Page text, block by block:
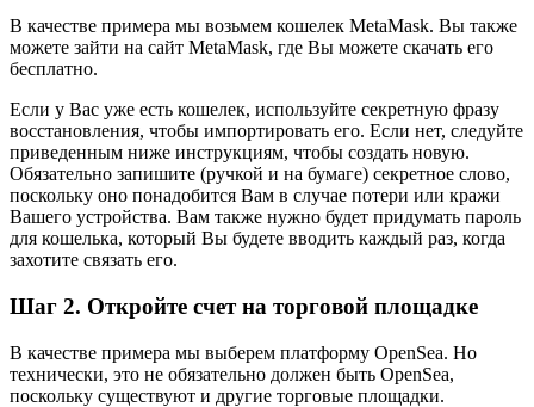
В качестве примера мы возьмем кошелек MetaMask. Вы также
можете зайти на сайт MetaMask, где Вы можете скачать его
бесплатно.
Если у Вас уже есть кошелек, используйте секретную фразу
восстановления, чтобы импортировать его. Если нет, следуйте
приведенным ниже инструкциям, чтобы создать новую.
Обязательно запишите (ручкой и на бумаге) секретное слово,
поскольку оно понадобится Вам в случае потери или кражи
Вашего устройства. Вам также нужно будет придумать пароль
для кошелька, который Вы будете вводить каждый раз, когда
захотите связать его.
Шаг 2. Откройте счет на торговой площадке
В качестве примера мы выберем платформу OpenSea. Но
технически, это не обязательно должен быть OpenSea,
поскольку существуют и другие торговые площадки.